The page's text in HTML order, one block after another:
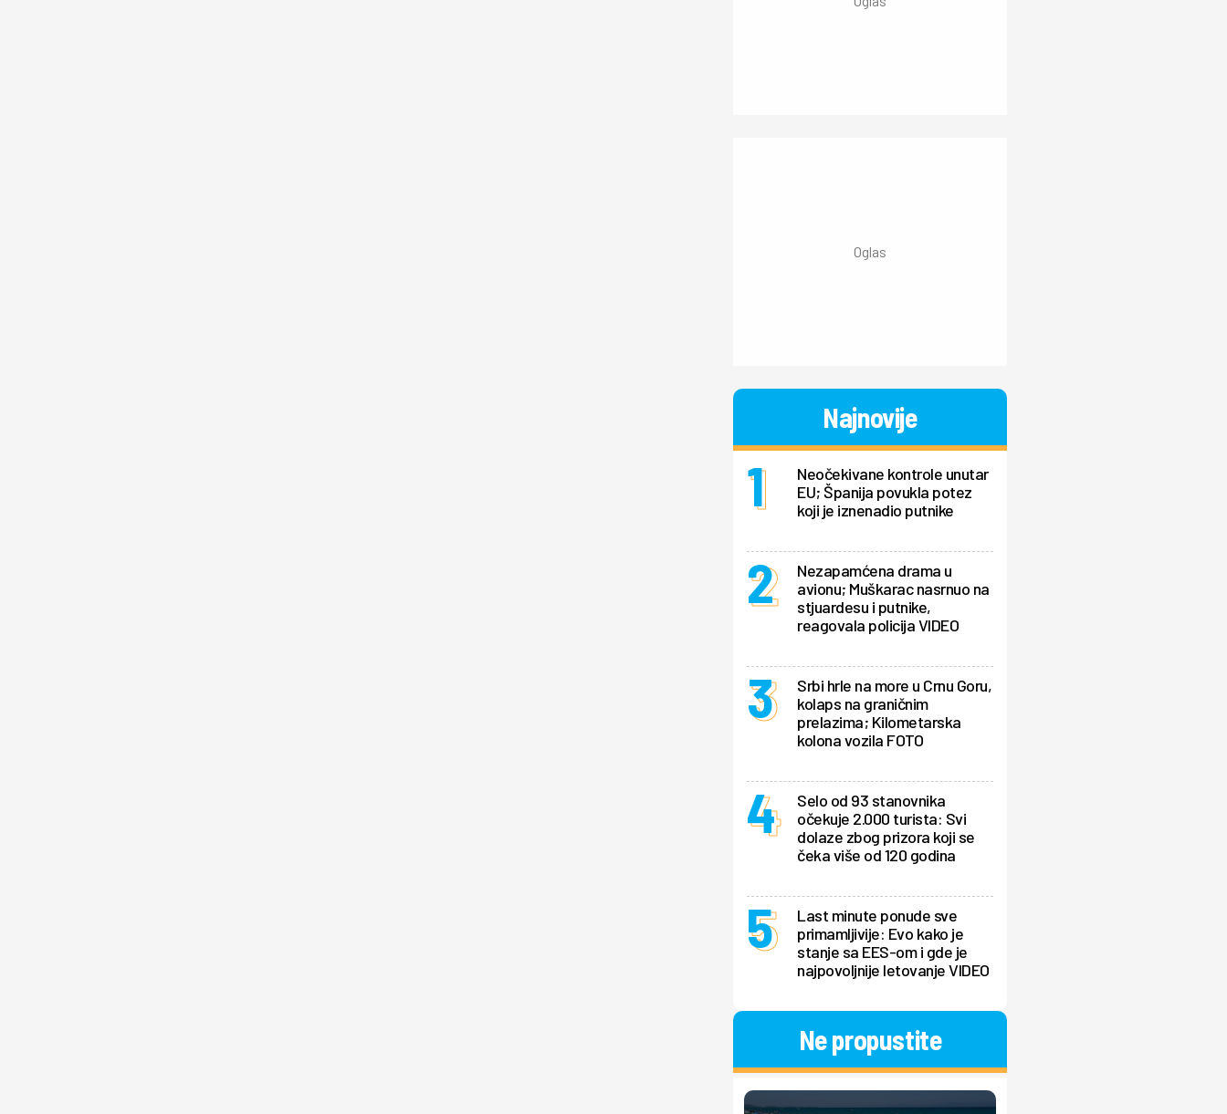
Najnovije
Neočekivane kontrole unutar
EU; Španija povukla potez
koji je iznenadio putnike
Nezapamćena drama u
avionu; Muškarac nasrnuo na
stjuardesu i putnike,
reagovala policija VIDEO
Srbi hrle na more u Crnu Goru,
kolaps na graničnim
prelazima; Kilometarska
kolona vozila FOTO
Selo od 93 stanovnika
očekuje 2.000 turista: Svi
dolaze zbog prizora koji se
čeka više od 120 godina
Last minute ponude sve
primamljivije: Evo kako je
stanje sa EES-om i gde je
najpovoljnije letovanje VIDEO
Ne propustite